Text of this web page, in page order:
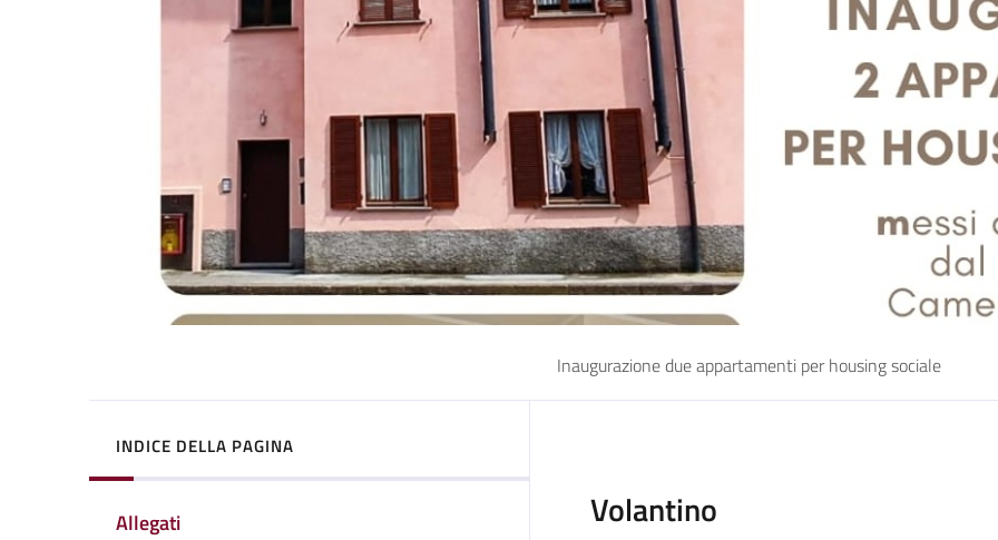
Inaugurazione due appartamenti per housing sociale
INDICE DELLA PAGINA
Allegati Volantino